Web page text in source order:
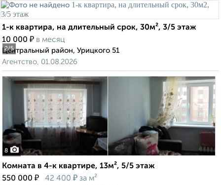
2/5
1-к квартира, на длительный срок, 30м², 3/5 этаж
10 000 ₽ в месяц
Центральный район, Урицкого 51
Агентство, 01.08.2026
8
Комната в 4-к квартире, 13м², 5/5 этаж
550 000 ₽ 42 400 ₽ за м²